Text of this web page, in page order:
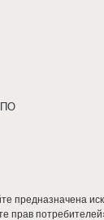
ПО
предназначена
прав